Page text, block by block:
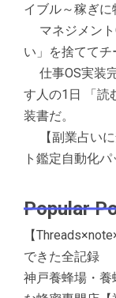
イブル～稼ぎ
マネジメン
い」を捨ててチ
仕事OS実装
す人の1日 「読
装書だ。
【副業占い
ト鑑定自動化
Popular
【
できた全記録
神戸養蜂場・